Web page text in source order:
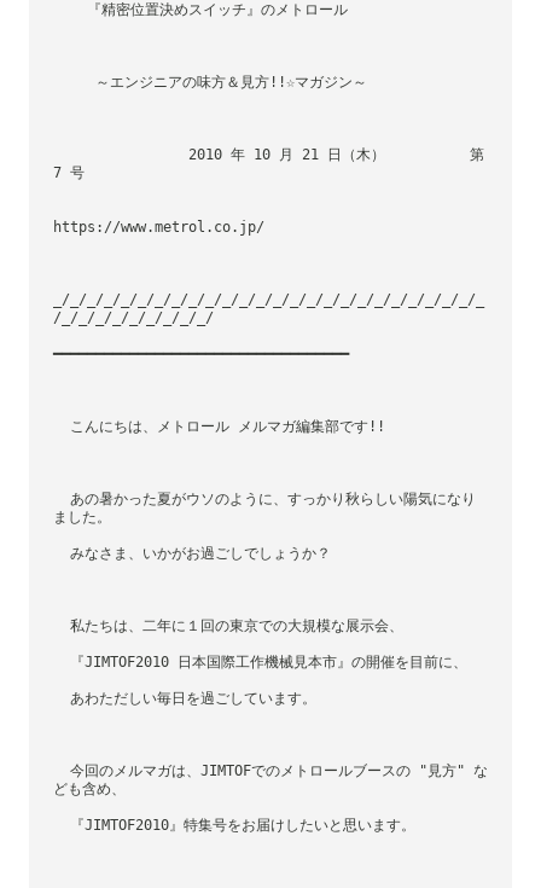
    『精密位置決めスイッチ』のメトロール
     ～エンジニアの味方＆見方!!☆マガジン～
7 号
https://www.metrol.co.jp/
_/_/_/_/_/_/_/_/_/_/_/_/_/_/_/_/_/_/_/_/_/_/_/_/_/_
/_/_/_/_/_/_/_/_/_/
━━━━━━━━━━━━━━━━━━━━━━━━━━━━━━━━━━━
  こんにちは、メトロール メルマガ編集部です!!
ました。
  みなさま、いかがお過ごしでしょうか？
  私たちは、二年に１回の東京での大規模な展示会、
  『JIMTOF2010 日本国際工作機械見本市』の開催を目前に、
  あわただしい毎日を過ごしています。
ども含め、
  『JIMTOF2010』特集号をお届けしたいと思います。